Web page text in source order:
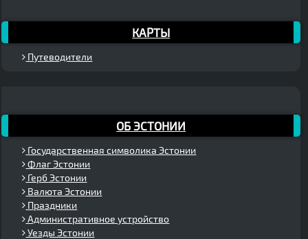
КАРТЫ
Путеводители
ОБ ЭСТОНИИ
Государственная символика Эстонии
Флаг Эстонии
Герб Эстонии
Валюта Эстонии
Праздники
Административное устройство
Уезды Эстонии